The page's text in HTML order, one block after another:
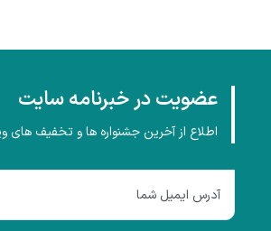
عضویت در خبرنامه سایت
اطلاع از آخرین جشنواره ها و تخفیف های